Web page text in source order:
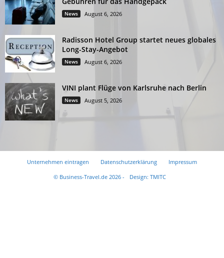
News August 6, 2026
Radisson Hotel Group startet neues globales
Long-Stay-Angebot
News August 6, 2026
VINI plant Flüge von Karlsruhe nach Berlin
News August 5, 2026
Unternehmen eintragen Datenschutzerklärung
Impressum
© Business-Travel.de 2026 -
Design: TMITC